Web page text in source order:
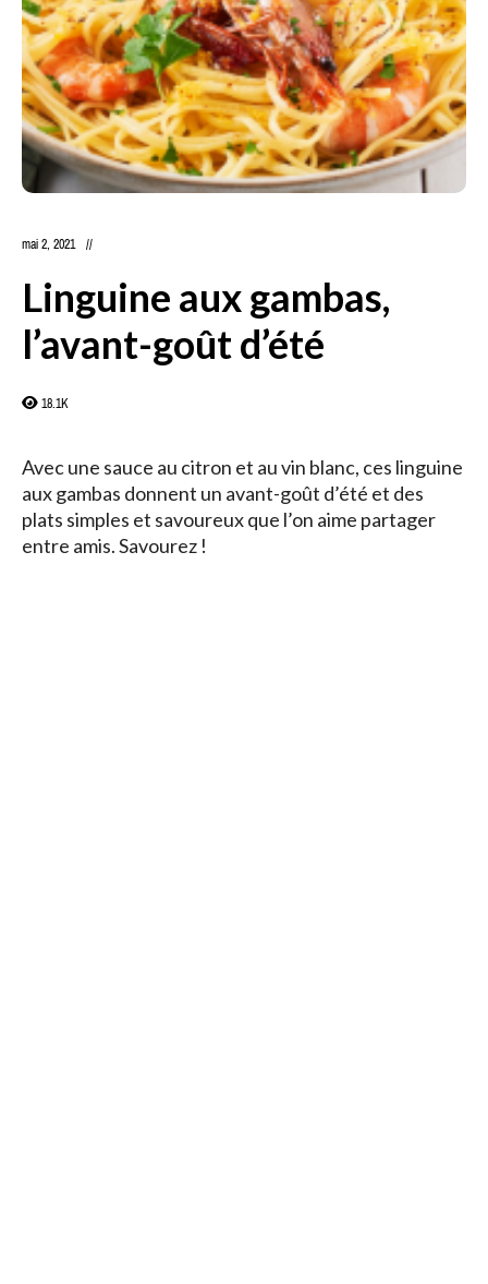
mai 2, 2021
Linguine aux gambas,
l’avant-goût d’été
18.1K
Avec une sauce au citron et au vin blanc, ces linguine
aux gambas donnent un avant-goût d’été et des
plats simples et savoureux que l’on aime partager
entre amis. Savourez !